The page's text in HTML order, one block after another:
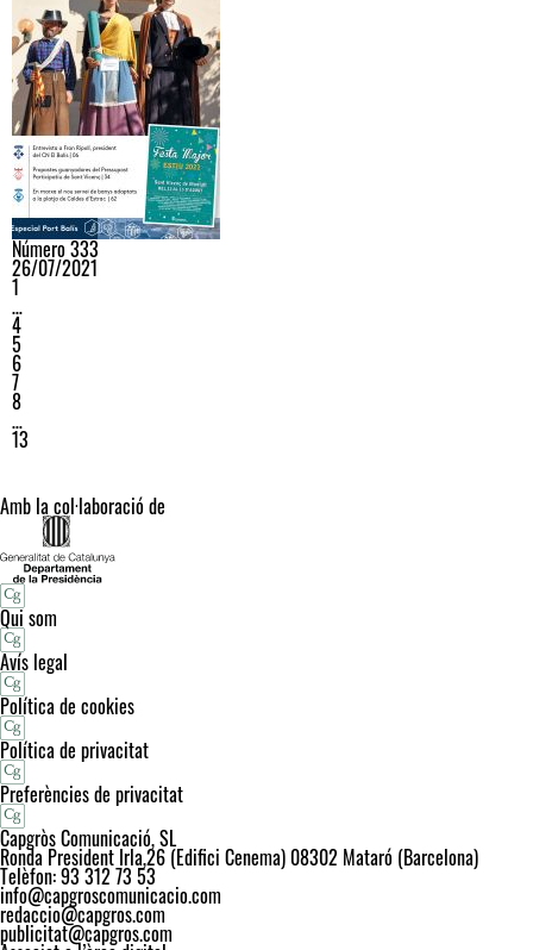
Número 333
26/07/2021
1
…
4
5
6
7
8
…
13
Amb la col·laboració de
Qui som
Avís legal
Política de cookies
Política de privacitat
Preferències de privacitat
Capgròs Comunicació, SL
Ronda President Irla,26 (Edifici Cenema) 08302 Mataró (Barcelona)
Telèfon: 93 312 73 53
info@capgroscomunicacio.com
redaccio@capgros.com
publicitat@capgros.com